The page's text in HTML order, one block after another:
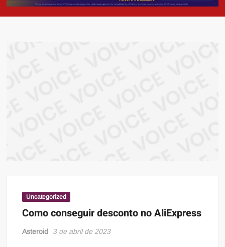
e
Uncategorized
Como conseguir desconto no AliExpress
Asteroid 3 de abril de 2023